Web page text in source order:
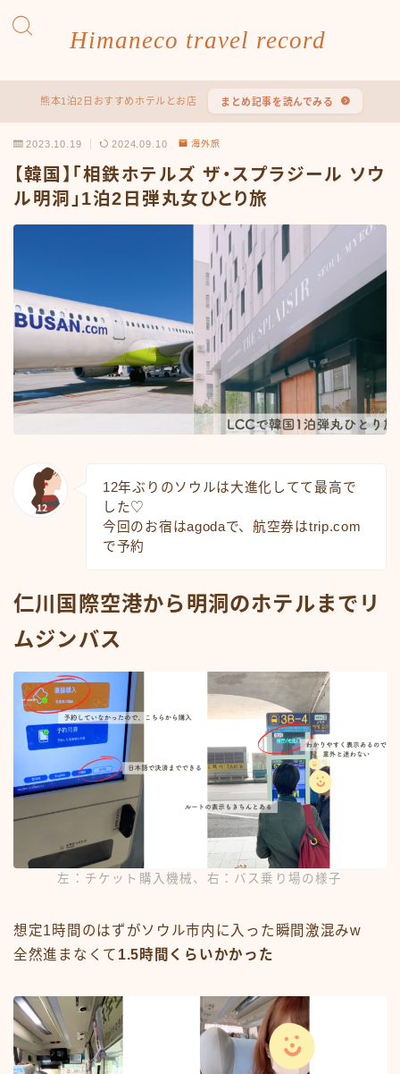
Himaneco travel record
熊本1泊2日おすすめホテルとお店 まとめ記事を読んでみる
2023.10.19 2024.09.10 海外旅
【韓国】「相鉄ホテルズ ザ・スプラジール ソウ
ル明洞」1泊2日弾丸女ひとり旅
12年ぶりのソウルは大進化してて最高で
した♡
今回のお宿はagodaで、航空券はtrip.com
で予約
仁川国際空港から明洞のホテルまでリ
ムジンバス
左：チケット購入機械、右：バス乗り場の様子
想定1時間のはずがソウル市内に入った瞬間激混みw
全然進まなくて 1.5時間くらいかかった